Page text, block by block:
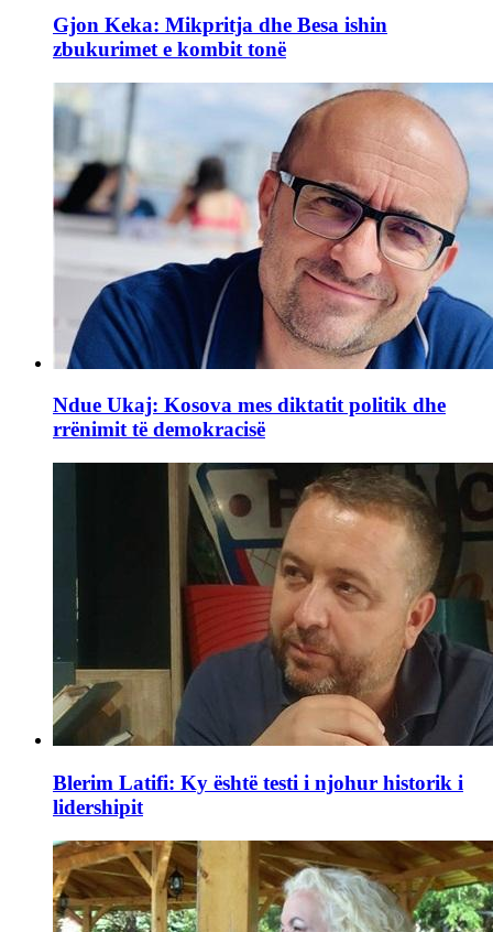
Gjon Keka: Mikpritja dhe Besa ishin
zbukurimet e kombit tonë
Ndue Ukaj: Kosova mes diktatit politik dhe
rrënimit të demokracisë
Blerim Latifi: Ky është testi i njohur historik i
lidershipit